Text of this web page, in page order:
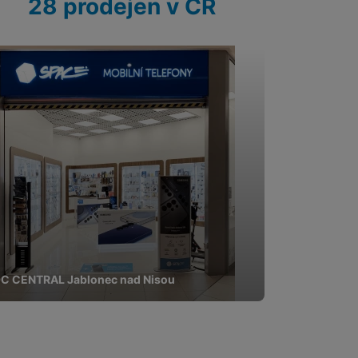
určujeme počet
souhrnně a
nebo reklamy jak
28 prodejen v ČR
CENTRAL Jablonec nad Nisou